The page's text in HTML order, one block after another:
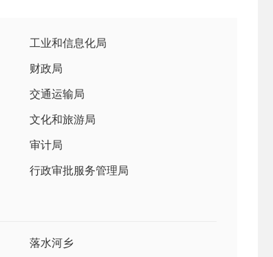
工业和信息化局
财政局
交通运输局
文化和旅游局
审计局
行政审批服务管理局
落水河乡